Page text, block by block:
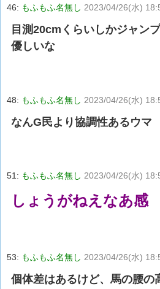
46: もふもふ名無し 2023/04/26(水)
目測20cmくらいしかジャン
優しいな
48: もふもふ名無し 2023/04/26(水)
なんG民より協調性あるウマ
51: もふもふ名無し 2023/04/26(水)
しょうがねえなあ感
53: もふもふ名無し 2023/04/26(水)
個体差はあるけど、馬の腰の